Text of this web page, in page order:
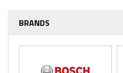
BRANDS